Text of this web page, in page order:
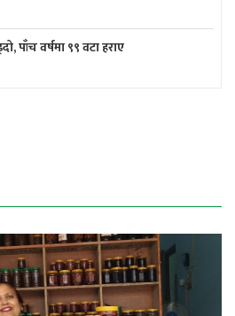
पाँच वर्षमा ९९ वटा हराए